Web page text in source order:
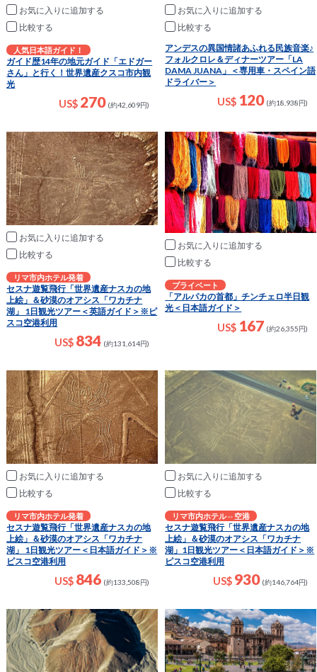
お気に入りに追加
比較
人気日本語ガイド！
ガイド歴14年の地元ガイド「エドガー
さん」と行く！世界遺産クスコ市内観
光
US$ 270 (約42,609円)
お気に入りに追加
比較
アンデスの異国情諸あふれる民族音楽♪
フォルクロレ＆ディナーツアー「LA
DAMA JUANA」＜専用車・スペイン語
ドライバー＞
US$ 120 (約18,938円)
お気に入りに追加
比較
リマ市内ホテル発着
セスナ遊覧飛行「世界遺産ナスカの地
上絵」＆砂漠のオアシス「ワカチナ
湖」 1日観光ツアー＜英語ガイド＞※ピ
スコ空港利用
US$ 834 (約131,614円)
お気に入りに追加
比較
プライベート
「アルパカの首都」チンチェロ半日観
光＜日本語ガイド＞
US$ 167 (約26,355円)
お気に入りに追加
比較
リマ市内ホテル発着
セスナ遊覧飛行「世界遺産ナスカの地
上絵」＆砂漠のオアシス「ワカチナ
湖」 1日観光ツアー＜日本語ガイド＞※
ピスコ空港利用
US$ 846 (約133,508円)
お気に入りに追加
比較
リマ市内ホテル⇔空港
セスナ遊覧飛行「世界遺産ナスカの地
上絵」＆砂漠のオアシス「ワカチナ
湖」1日観光ツアー＜日本語ガイド＞※
ピスコ空港利用
US$ 930 (約146,764円)